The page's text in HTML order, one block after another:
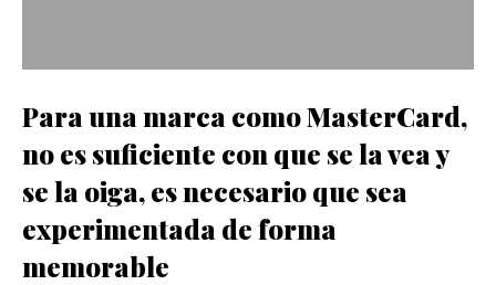
Para una marca como MasterCard,
no es suficiente con que se la vea y
se la oiga, es necesario que sea
experimentada de forma
memorable